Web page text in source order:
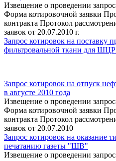
Извещение о проведении
Форма котировочной заявки
контракта Протокол
заявок от 20.07.2010 г.
Запрос котировок на поставку
фильтровальной ткани для
Запрос котировок на отпуск
в августе 2010 года
Извещение о проведении
Форма котировочной заявки
контракта Протокол
заявок от 20.07.2010
Запрос котировок на оказание
печатанию газеты "ШВ"
Извещение о проведении